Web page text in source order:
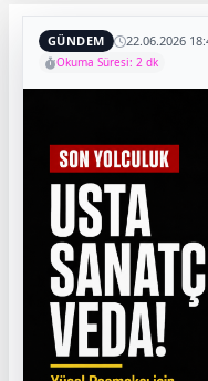
GÜNDEM 22.06.2026
Okuma Süresi: 2 dk